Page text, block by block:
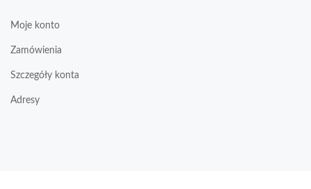
Moje konto
Zamówienia
Szczegóły konta
Adresy